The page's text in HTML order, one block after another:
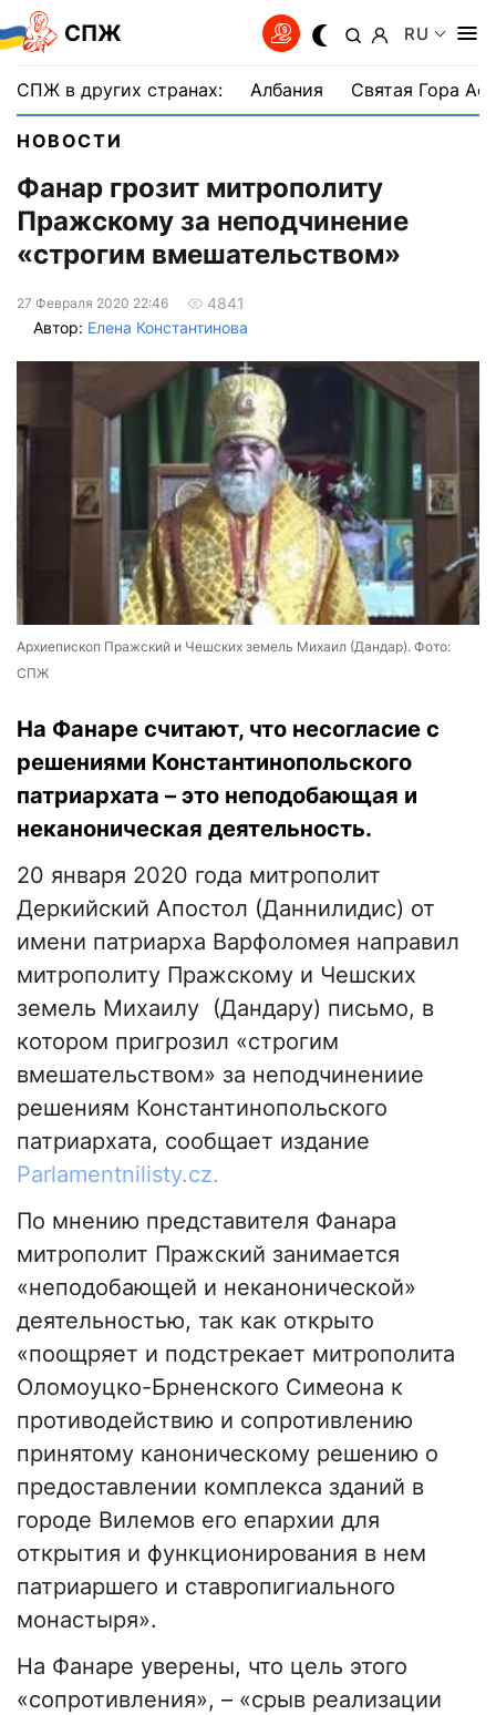
СПЖ RU
СПЖ в других странах: Албания Святая Гора
НОВОСТИ
Фанар грозит митрополиту
Пражскому за неподчинение
«строгим вмешательством»
27 Февраля 2020 22:46
4841
Автор: Елена Константинова
Архиепископ Пражский и Чешских земель Михаил (Дандар). Фото:
СПЖ
На Фанаре считают, что несогласие с
решениями Константинопольского
патриархата – это неподобающая и
неканоническая деятельность.
20 января 2020 года митрополит
Деркийский Апостол (Даннилидис) от
имени патриарха Варфоломея направил
митрополиту Пражскому и Чешских
земель Михаилу (Дандару) письмо, в
котором пригрозил «строгим
вмешательством» за неподчинениие
решениям Константинопольского
патриархата, сообщает издание
Рarlamentnilisty.cz.
По мнению представителя Фанара
митрополит Пражский занимается
«неподобающей и неканонической»
деятельностью, так как открыто
«поощряет и подстрекает митрополита
Оломоуцко-Брненского Симеона к
противодействию и сопротивлению
принятому каноническому решению о
предоставлении комплекса зданий в
городе Вилемов его епархии для
открытия и функционирования в нем
патриаршего и ставропигиального
монастыря».
На Фанаре уверены, что цель этого
«сопротивления», – «срыв реализации